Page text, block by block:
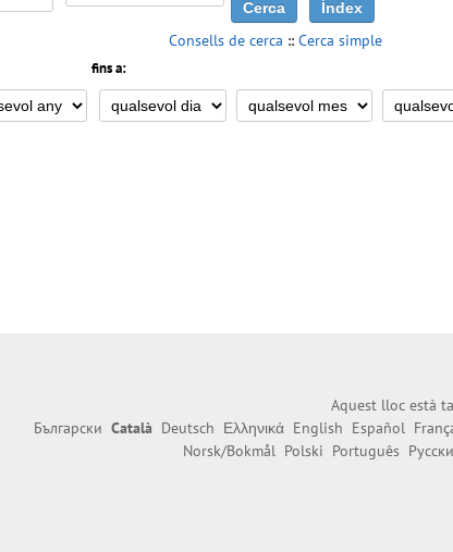
Consells de cerca :: Cerca simple
fins a:
Aquest lloc està
Български Català Deutsch Ελληνικά English Español
Norsk/Bokmål Polski Português